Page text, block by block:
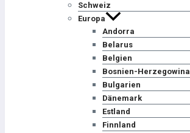
Schweiz
Europa
Andorra
Belarus
Belgien
Bosnien-Herzegowina
Bulgarien
Dänemark
Estland
Finnland